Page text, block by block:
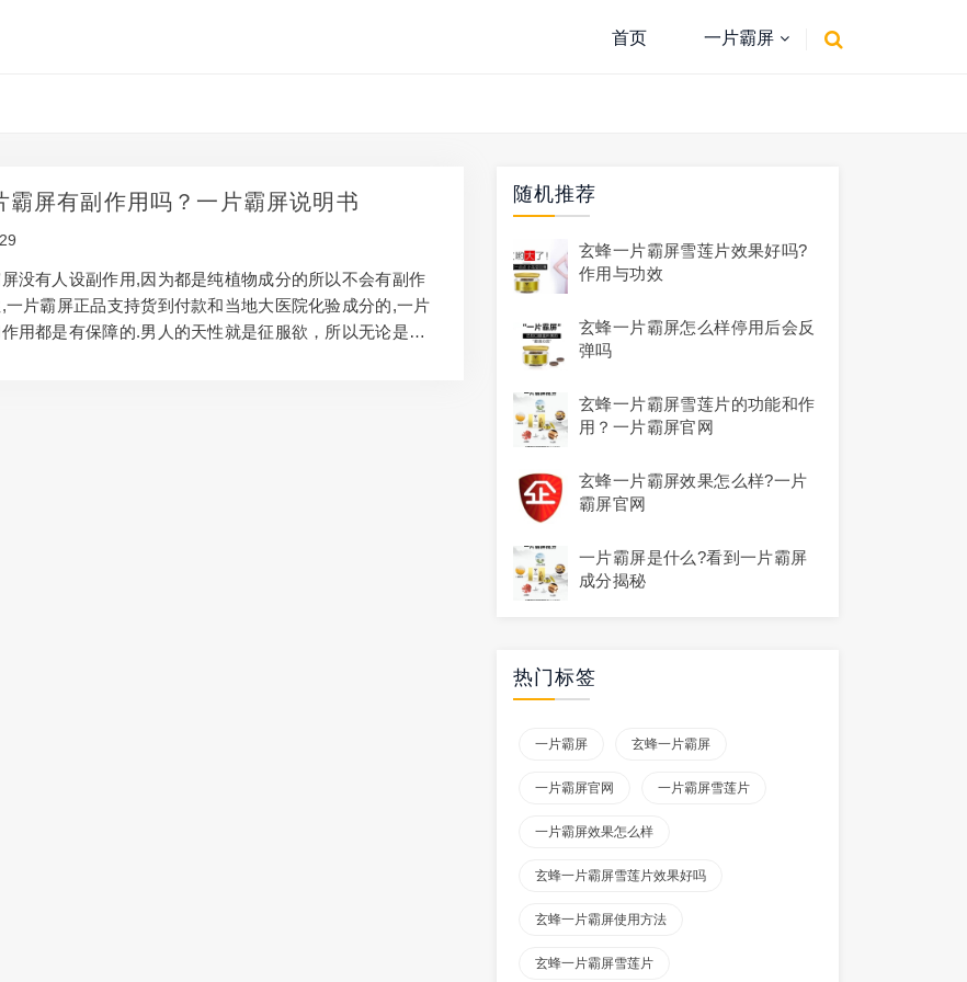
首页 一片霸屏
霸屏有副作用吗？一片霸屏说明书
没有人设副作用,因为都是纯植物成分的所以不会有副作
一片霸屏正品支持货到付款和当地大医院化验成分的,一片
用都是有保障的.男人的天性就是征服欲，所以无论是男
随机推荐
玄蜂一片霸屏雪莲片效果好吗?
作用与功效
玄蜂一片霸屏怎么样停用后会反
弹吗
玄蜂一片霸屏雪莲片的功能和作
用？一片霸屏官网
玄蜂一片霸屏效果怎么样?一片
霸屏官网
一片霸屏是什么?看到一片霸屏
成分揭秘
热门标签
一片霸屏 玄蜂一片霸屏
一片霸屏官网 一片霸屏雪莲片
一片霸屏效果怎么样
玄蜂一片霸屏雪莲片效果好吗
玄蜂一片霸屏使用方法
玄蜂一片霸屏雪莲片